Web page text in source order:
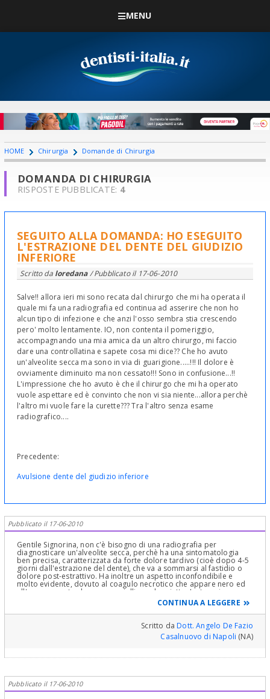
MENU
HOME Chirurgia Domande di Chirurgia
DOMANDA DI CHIRURGIA
RISPOSTE PUBBLICATE: 4
SEGUITO ALLA DOMANDA: HO ESEGUITO
L'ESTRAZIONE DEL DENTE DEL GIUDIZIO
INFERIORE
Scritto da loredana/ Pubblicato il 17-06-2010
Salve!! allora ieri mi sono recata dal chirurgo che mi ha operata il
quale mi fa una radiografia ed continua ad asserire che non ho
alcun tipo di infezione e che anzi l'osso sembra stia crescendo
pero' molto lentamente. IO, non contenta il pomeriggio,
accompagnando una mia amica da un altro chirurgo, mi faccio
dare una controllatina e sapete cosa mi dice?? Che ho avuto
un'alveolite secca ma sono in via di guarigione.....!!! Il dolore è
ovviamente diminuito ma non cessato!!! Sono in confusione...!!
L'impressione che ho avuto è che il chirurgo che mi ha operato
vuole aspettare ed è convinto che non vi sia niente...allora perchè
l'altro mi vuole fare la curette??? Tra l'altro senza esame
radiografico....
Precedente:
Avulsione dente del giudizio inferiore
Pubblicato il 17-06-2010
Gentile Signorina, non c'è bisogno di una radiografia per
diagnosticare un'alveolite secca, perchè ha una sintomatologia
ben precisa, caratterizzata da forte dolore tardivo (cioè dopo 4-5
giorni dall'estrazione del dente), che va a sommarsi al fastidio o
dolore post-estrattivo. Ha inoltre un aspetto inconfondibile e
molto evidente, dovuto al coagulo necrotico che appare nero ed
all'osso esposto che appare giallino ed asciutto. La terapia
medica si attua con antibiotici ed un buon antidolorifico, ma
guarisce molto lentamente e male. L'obbligo terapeutico è
comunque chirurgico, con la rimozione del coagulo infetto ed il
curettaggio dell'osso necrotico. Il curettaggio dev'essere praticato
da mani esperte, perchè, sebbene l'osso necrotico non dà
sensibilità, la zona circostante risulta essere comunque molto
CONTINUA A LEGGERE
Scritto daDott. Angelo De Fazio
Casalnuovo di Napoli (NA)
Pubblicato il 17-06-2010